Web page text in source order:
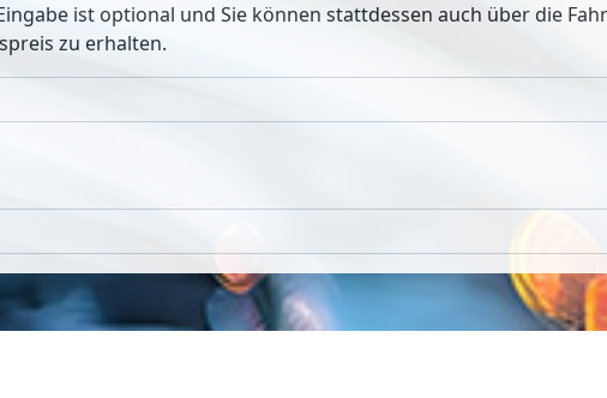
ist optional und Sie können stattdessen auch über die
zu erhalten.